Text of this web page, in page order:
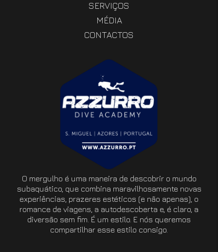
O mergulho é uma maneira de descobrir o mundo
subaquático, que combina maravilhosamente novas
experiências, prazeres estéticos (e não apenas), o
romance de viagens, a autodescoberta e, é claro, a
diversão sem fim. É um estilo. E nós queremos
compartilhar esse estilo consigo.
SERVIÇOS
MÉDIA
CONTACTOS